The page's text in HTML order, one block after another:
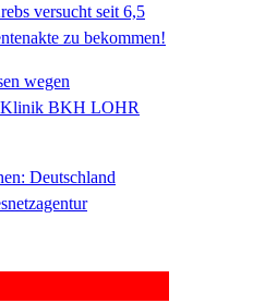
versucht seit 6,5
zu bekommen!
wegen
Klinik BKH LOHR
Deutschland